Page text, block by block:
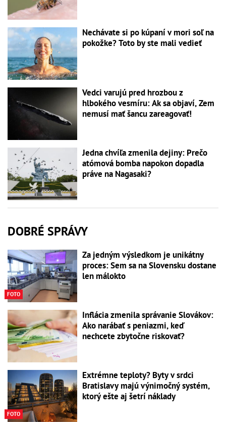
Nechávate si po kúpaní v mori soľ na
pokožke? Toto by ste mali vedieť
Vedci varujú pred hrozbou z
hlbokého vesmíru: Ak sa objaví, Zem
nemusí mať šancu zareagovať!
Jedna chvíľa zmenila dejiny: Prečo
atómová bomba napokon dopadla
práve na Nagasaki?
DOBRÉ SPRÁVY
FOTO
Za jedným výsledkom je unikátny
proces: Sem sa na Slovensku dostane
len málokto
Inflácia zmenila správanie Slovákov:
Ako narábať s peniazmi, keď
nechcete zbytočne riskovať?
FOTO
Extrémne teploty? Byty v srdci
Bratislavy majú výnimočný systém,
ktorý ešte aj šetrí náklady